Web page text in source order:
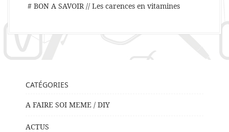
# BON A SAVOIR // Les carences en vitamines
CATÉGORIES
A FAIRE SOI MEME / DIY
ACTUS